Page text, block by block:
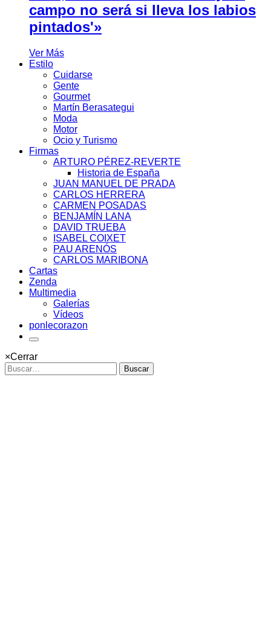
campo no será si lleva los labios
pintados'»
Ver Más
Estilo
Cuidarse
Gente
Gourmet
Martín Berasategui
Moda
Motor
Ocio y Turismo
Firmas
ARTURO PÉREZ-REVERTE
Historia de España
JUAN MANUEL DE PRADA
CARLOS HERRERA
CARMEN POSADAS
BENJAMÍN LANA
DAVID TRUEBA
ISABEL COIXET
PAU ARENÓS
CARLOS MARIBONA
Cartas
Zenda
Multimedia
Galerías
Vídeos
ponlecorazon
×Cerrar
Buscar